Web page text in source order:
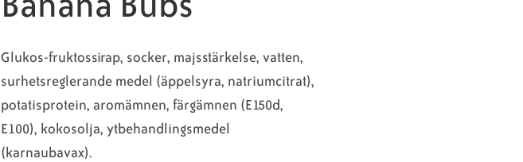
Glukos-fruktossirap, socker, majsstärkelse, vatten,
surhetsreglerande medel (äppelsyra, natriumcitrat),
potatisprotein, aromämnen, färgämnen (E150d,
E100), kokosolja, ytbehandlingsmedel
(karnaubavax).